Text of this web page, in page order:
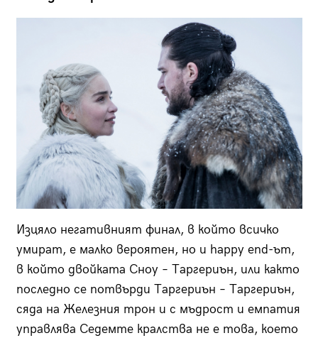
Изцяло негативният финал, в който всичко
умират, е малко вероятен, но и happy end-ът,
в който двойката Сноу – Таргериън, или както
последно се потвърди Таргериън – Таргериън,
сяда на Железния трон и с мъдрост и емпатия
управлява Седемте кралства не е това, което